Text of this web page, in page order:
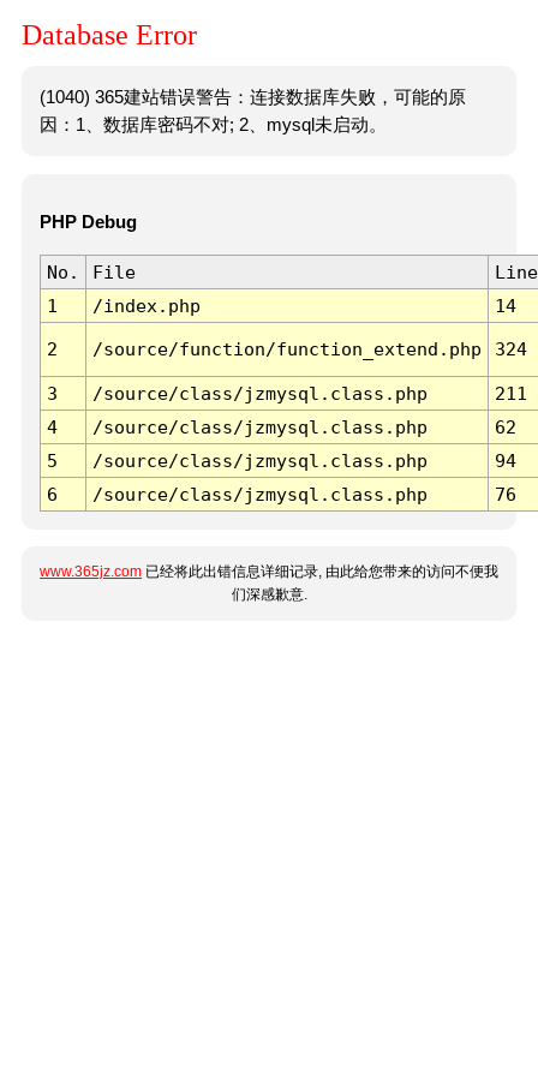
Database Error
(1040) 365建站错误警告：连接数据库失败，可能的原
因：1、数据库密码不对; 2、mysql未启动。
PHP Debug
No. File
Line
1
/index.php 14
2 /source/function/function_extend.php 324
3 /source/class/jzmysql.class.php
211
4
/source/class/jzmysql.class.php
62
5
/source/class/jzmysql.class.php
94
6
/source/class/jzmysql.class.php 76
www.365jz.com 已经将此出错信息详细记录, 由此给您带来的访问不便我
们深感歉意.